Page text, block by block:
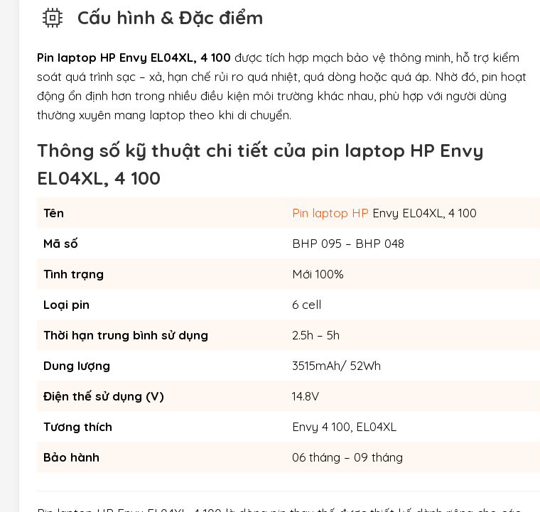
Cấu hình & Đặc điểm
Pin laptop HP Envy EL04XL, 4 100 được tích hợp mạch bảo vệ thông minh, hỗ trợ kiểm
soát quá trình sạc – xả, hạn chế rủi ro quá nhiệt, quá dòng hoặc quá áp. Nhờ đó, pin hoạt
động ổn định hơn trong nhiều điều kiện môi trường khác nhau, phù hợp với người dùng
thường xuyên mang laptop theo khi di chuyển.
Thông số kỹ thuật chi tiết của pin laptop HP Envy
EL04XL, 4 100
Tên Pin laptop HP Envy EL04XL, 4 100
Mã số BHP 095 – BHP 048
Tình trạng Mới 100%
Loại pin 6 cell
Thời hạn trung bình sử dụng 2.5h – 5h
Dung lượng 3515mAh/ 52Wh
Điện thế sử dụng (V) 14.8V
Tương thích Envy 4 100, EL04XL
Bảo hành 06 tháng – 09 tháng